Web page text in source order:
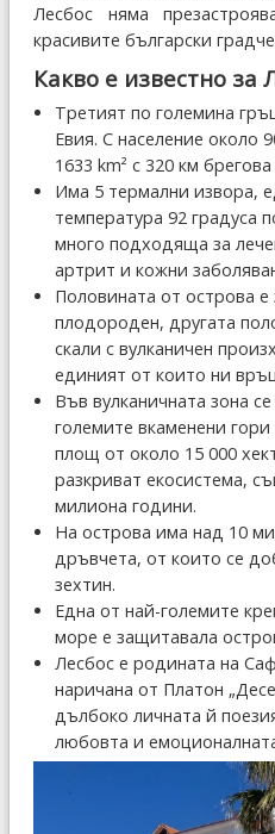
Лесбос няма
красивите български
Какво е известно за
Третият по големина
Евия. С население около
1633 km² с 320 км
Има 5 термални извора,
температура 92 градуса
много подходяща за
артрит и кожни
Половината от острова е
плодороден, другата
скали с вулканичен
единият от които ни
Във вулканичната зона
големите вкаменени
площ от около 15 000
разкриват екосистема,
милиона години.
На острова има над 10
дръвчета, от които се
зехтин.
Една от най-големите
море е защитавала
Лесбос е родината на
наричана от Платон
дълбоко личната й
любовта и